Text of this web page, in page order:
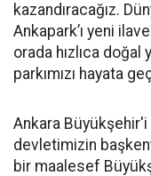
kazandıracağız.
Ankapark’ı yeni
orada hızlıca doğal
parkımızı hayata
Ankara
devletimizin
bir maalesef